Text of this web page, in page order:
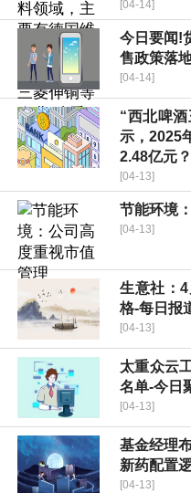
[04-14]
今日要闻!
售政策落
[04-14]
“西北啤
示，2025
2.48亿元？
[04-13]
节能环境
[04-13]
生意社：
格-每日报
[04-13]
太重众云
名单-今日
[04-13]
基金经理
新药配置
[04-13]